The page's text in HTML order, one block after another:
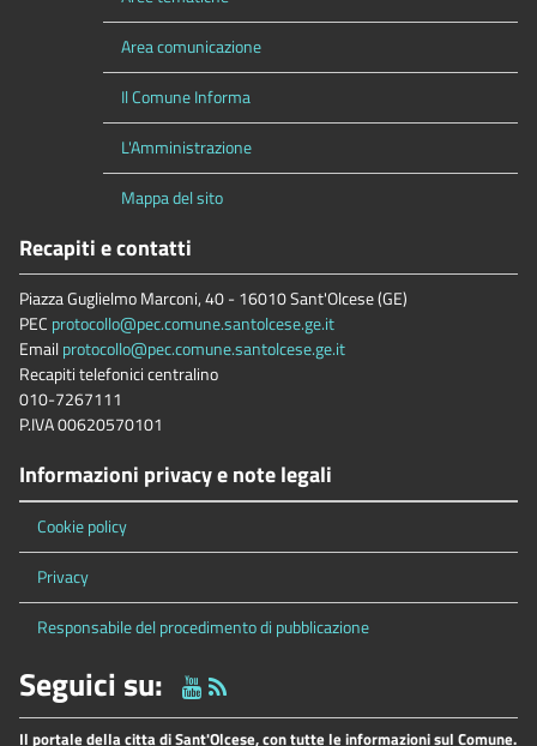
Area comunicazione
Il Comune Informa
L'Amministrazione
Mappa del sito
Recapiti e contatti
Piazza Guglielmo Marconi, 40 - 16010 Sant'Olcese (GE)
PEC protocollo@pec.comune.santolcese.ge.it
Emailprotocollo@pec.comune.santolcese.ge.it
Recapiti telefonici centralino
010-7267111
P.IVA 00620570101
Informazioni privacy e note legali
Cookie policy
Privacy
Responsabile del procedimento di pubblicazione
Seguici su:
Il portale della citta di Sant'Olcese, con tutte le informazioni sul Comune.